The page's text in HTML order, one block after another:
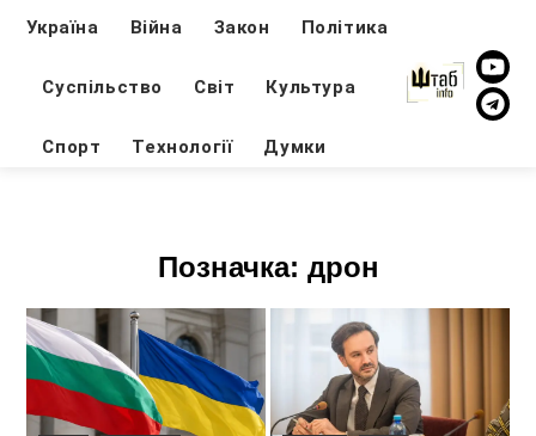
Україна Війна Закон Політика
Суспільство Світ Культура
Спорт Технології Думки
Позначка: дрон